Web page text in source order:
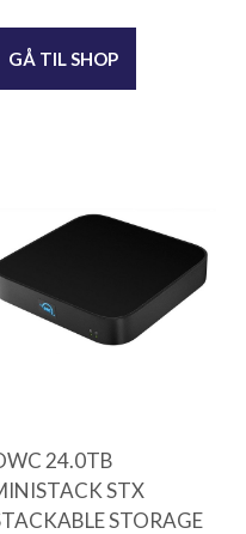
GÅ TIL SHOP
24.0TB
STX
STORAGE